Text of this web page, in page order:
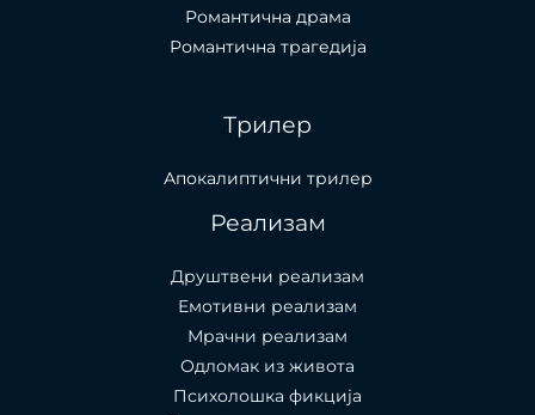
Романтична драма
Романтична трагедија
Трилер
Апокалиптични трилер
Реализам
Друштвени реализам
Емотивни реализам
Мрачни реализам
Одломак из живота
Психолошкa фикција